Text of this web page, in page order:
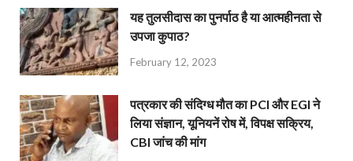
यह तुलसीदास का पुनर्पाठ है या आत्महीनता से
उपजा कुपाठ?
February 12, 2023
पत्रकार की संदिग्ध मौत का PCI और EGI ने
लिया संज्ञान, यूनियनें रोष में, विपक्ष सक्रिय,
CBI जांच की मांग